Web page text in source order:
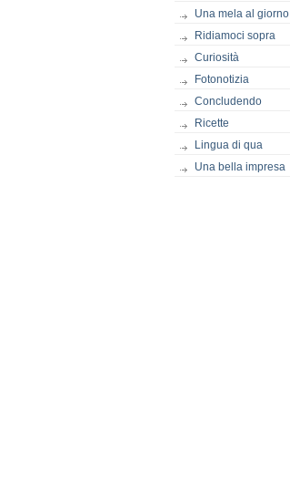
Una mela al giorno
Ridiamoci sopra
Curiosità
Fotonotizia
Concludendo
Ricette
Lingua di qua
Una bella impresa